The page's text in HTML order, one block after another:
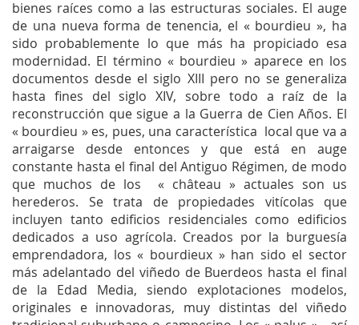
bienes raíces como a las estructuras sociales. El auge
de una nueva forma de tenencia, el « bourdieu », ha
sido probablemente lo que más ha propiciado esa
modernidad. El término « bourdieu » aparece en los
documentos desde el siglo XIII pero no se generaliza
hasta fines del siglo XIV, sobre todo a raíz de la
reconstrucción que sigue a la Guerra de Cien Años. El
« bourdieu » es, pues, una característica local que va a
arraigarse desde entonces y que está en auge
constante hasta el final del Antiguo Régimen, de modo
que muchos de los « château » actuales son us
herederos. Se trata de propiedades vitícolas que
incluyen tanto edificios residenciales como edificios
dedicados a uso agrícola. Creados por la burguesía
emprendadora, los « bourdieux » han sido el sector
más adelantado del viñedo de Buerdeos hasta el final
de la Edad Media, siendo explotaciones modelos,
originales e innovadoras, muy distintas del viñedo